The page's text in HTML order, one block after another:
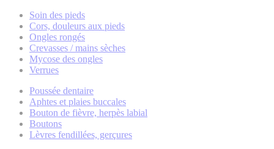
Soin des pieds
Cors, douleurs aux pieds
Ongles rongés
Crevasses / mains sèches
Mycose des ongles
Verrues
Poussée dentaire
Aphtes et plaies buccales
Bouton de fièvre, herpès labial
Boutons
Lèvres fendillées, gerçures